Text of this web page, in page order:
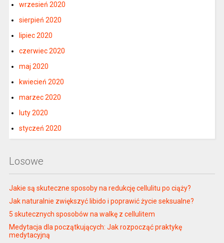
wrzesień 2020
sierpień 2020
lipiec 2020
czerwiec 2020
maj 2020
kwiecień 2020
marzec 2020
luty 2020
styczeń 2020
Losowe
Jakie są skuteczne sposoby na redukcję cellulitu po ciąży?
Jak naturalnie zwiększyć libido i poprawić życie seksualne?
5 skutecznych sposobów na walkę z cellulitem
Medytacja dla początkujących: Jak rozpocząć praktykę
medytacyjną